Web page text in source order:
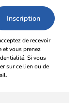
de recevoir
et vous prenez
Si vous
sur ce lien ou de